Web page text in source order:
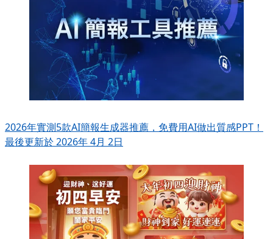
2026年實測5款AI簡報生成器推薦，免費用AI做出質感PPT！
最後更新於 2026年 4月 2日